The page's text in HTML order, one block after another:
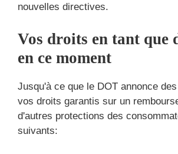
nouvelles directives.
Vos droits en tant que
en ce moment
Jusqu'à ce que le DOT annonce
vos droits garantis sur un
d'autres protections des
suivants: